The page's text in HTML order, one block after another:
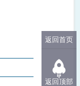
返回首页
返回顶部